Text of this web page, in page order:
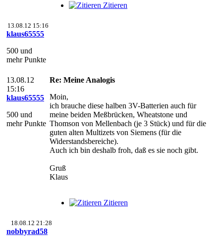
Zitieren
13.08.12 15:16
klaus65555
500 und
mehr Punkte
13.08.12
15:16
klaus65555
500 und
mehr Punkte
Re: Meine Analogis
Moin,
ich brauche diese halben 3V-Batterien auch für
meine beiden Meßbrücken, Wheatstone und
Thomson von Mellenbach (je 3 Stück) und für die
guten alten Multizets von Siemens (für die
Widerstandsbereiche).
Auch ich bin deshalb froh, daß es sie noch gibt.
Gruß
Klaus
Zitieren
18.08.12 21:28
nobbyrad58